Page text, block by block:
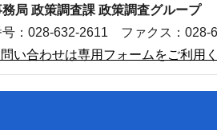
局 政策調査課 政策調査グループ
号：028-632-2611 ファクス：028-
い合わせは専用フォームをご利用く